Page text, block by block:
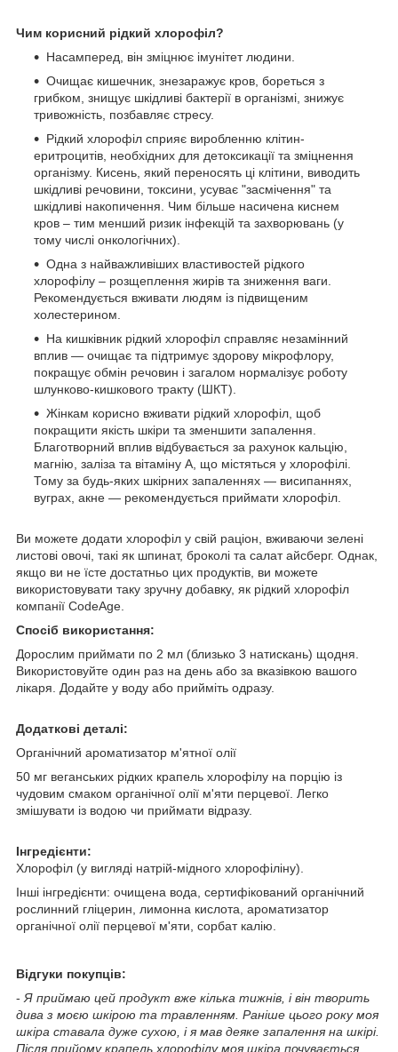
Чим корисний рідкий хлорофіл?
Насамперед, він зміцнює імунітет людини.
Очищає кишечник, знезаражує кров, бореться з
грибком, знищує шкідливі бактерії в організмі, знижує
тривожність, позбавляє стресу.
Рідкий хлорофіл сприяє виробленню клітин-
еритроцитів, необхідних для детоксикації та зміцнення
організму. Кисень, який переносять ці клітини, виводить
шкідливі речовини, токсини, усуває "засмічення" та
шкідливі накопичення. Чим більше насичена киснем
кров – тим менший ризик інфекцій та захворювань (у
тому числі онкологічних).
Одна з найважливіших властивостей рідкого
хлорофілу – розщеплення жирів та зниження ваги.
Рекомендується вживати людям із підвищеним
холестерином.
На кишківник рідкий хлорофіл справляє незамінний
вплив — очищає та підтримує здорову мікрофлору,
покращує обмін речовин і загалом нормалізує роботу
шлунково-кишкового тракту (ШКТ).
Жінкам корисно вживати рідкий хлорофіл, щоб
покращити якість шкіри та зменшити запалення.
Благотворний вплив відбувається за рахунок кальцію,
магнію, заліза та вітаміну А, що містяться у хлорофілі.
Тому за будь-яких шкірних запаленнях — висипаннях,
вуграх, акне — рекомендується приймати хлорофіл.
Ви можете додати хлорофіл у свій раціон, вживаючи зелені
листові овочі, такі як шпинат, броколі та салат айсберг. Однак,
якщо ви не їсте достатньо цих продуктів, ви можете
використовувати таку зручну добавку, як рідкий хлорофіл
компанії CodeAge.
Спосіб використання:
Дорослим приймати по 2 мл (близько 3 натискань) щодня.
Використовуйте один раз на день або за вказівкою вашого
лікаря. Додайте у воду або прийміть одразу.
Додаткові деталі:
Органічний ароматизатор м'ятної олії
50 мг веганських рідких крапель хлорофілу на порцію із
чудовим смаком органічної олії м'яти перцевої. Легко
змішувати із водою чи приймати відразу.
Інгредієнти:
Хлорофіл (у вигляді натрій-мідного хлорофіліну).
Інші інгредієнти: очищена вода, сертифікований органічний
рослинний гліцерин, лимонна кислота, ароматизатор
органічної олії перцевої м'яти, сорбат калію.
Відгуки покупців:
- Я приймаю цей продукт вже кілька тижнів, і він творить
дива з моєю шкірою та травленням. Раніше цього року моя
шкіра ставала дуже сухою, і я мав деяке запалення на шкірі.
Після прийому крапель хлорофілу моя шкіра почувається